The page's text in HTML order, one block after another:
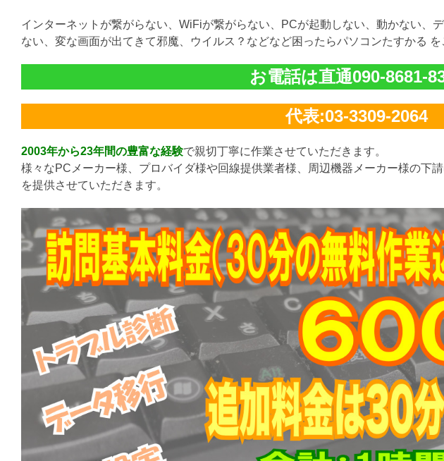
インターネットが繋がらない、WiFiが繋がらない、PCが起動しない、動かない、
ない、変な画面が出てきて邪魔、ウイルス？などなど困ったらパソコンたすかる を
お電話は直通090-8681-
代表:03-3309-2064
2003年から23年間の豊富な経験で親切丁寧に作業させていただきます。
様々なPCメーカー様、プロバイダ様や回線提供業者様、周辺機器メーカー様の下
を提供させていただきます。